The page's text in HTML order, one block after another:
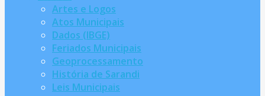
Artes e Logos
Atos Municipais
Dados (IBGE)
Feriados Municipais
Geoprocessamento
História de Sarandi
Leis Municipais